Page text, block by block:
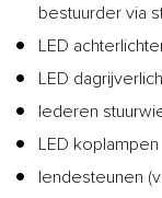
bestuurder via
LED
LED
lederen
LED koplampen
lendesteunen